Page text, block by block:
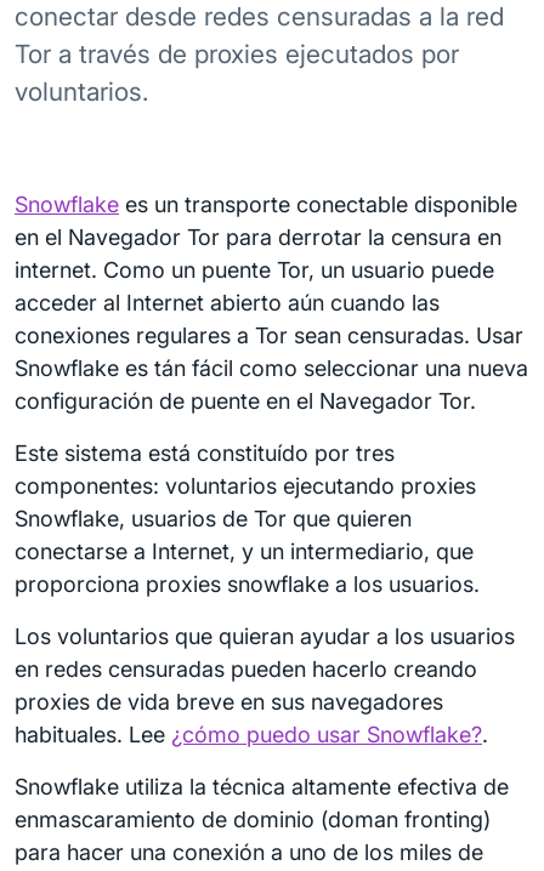
conectar desde redes censuradas a la red
Tor a través de proxies ejecutados por
voluntarios.
Snowflake es un transporte conectable disponible
en el Navegador Tor para derrotar la censura en
internet. Como un puente Tor, un usuario puede
acceder al Internet abierto aún cuando las
conexiones regulares a Tor sean censuradas. Usar
Snowflake es tán fácil como seleccionar una nueva
configuración de puente en el Navegador Tor.
Este sistema está constituído por tres
componentes: voluntarios ejecutando proxies
Snowflake, usuarios de Tor que quieren
conectarse a Internet, y un intermediario, que
proporciona proxies snowflake a los usuarios.
Los voluntarios que quieran ayudar a los usuarios
en redes censuradas pueden hacerlo creando
proxies de vida breve en sus navegadores
habituales. Lee ¿cómo puedo usar Snowflake?.
Snowflake utiliza la técnica altamente efectiva de
enmascaramiento de dominio (doman fronting)
para hacer una conexión a uno de los miles de